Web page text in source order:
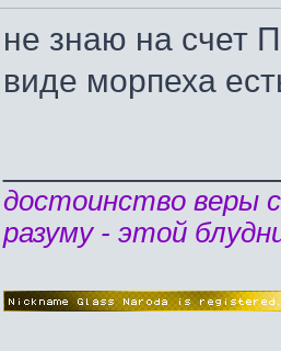
не знаю на счет
виде морпеха
достоинство веры
разуму - этой